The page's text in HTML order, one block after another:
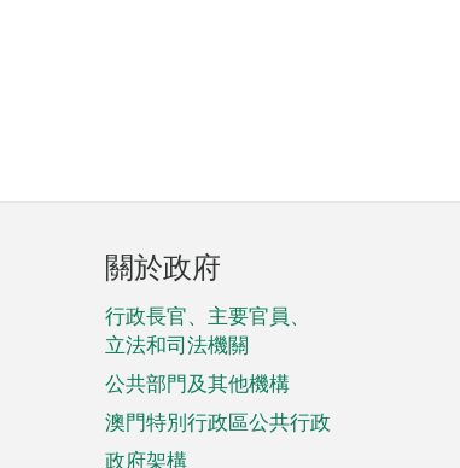
頁
腳
菜
單
關於政府
行政長官、主要官員、
立法和司法機關
公共部門及其他機構
澳門特別行政區公共行政
政府架構